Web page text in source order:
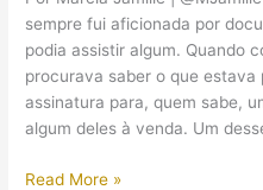
sempre fui aficionada por
podia assistir algum. Quando
procurava saber o que estava
assinatura para, quem sabe,
algum deles à venda. Um
(Resenha
Read More »